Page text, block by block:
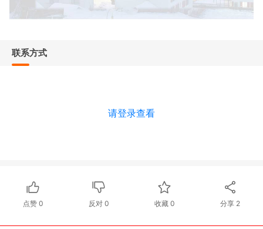
联系方式
请登录查看
点赞 0 反对 0 收藏 0 分享 2